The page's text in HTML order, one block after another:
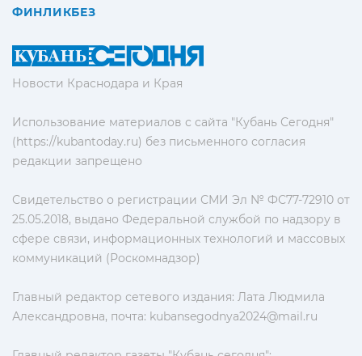
Новости Краснодара и Края
Использование материалов с сайта "Кубань Сегодня"
(https://kubantoday.ru) без письменного согласия
редакции запрещено
Свидетельство о регистрации СМИ Эл № ФС77-72910 от
25.05.2018, выдано Федеральной службой по надзору в
сфере связи, информационных технологий и массовых
коммуникаций (Роскомнадзор)
Главный редактор сетевого издания: Лата Людмила
Александровна, почта: kubansegodnya2024@mail.ru
ФИНЛИКБЕЗ